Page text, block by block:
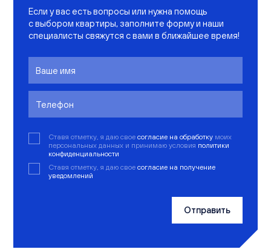
Если у вас есть вопросы или нужна помощь
с выбором квартиры, заполните форму и наши
специалисты свяжутся с вами в ближайшее время!
Ставя отметку, я даю свое согласие на обработку моих
персональных данных и принимаю условия политики
конфиденциальности
Ставя отметку, я даю свое согласие на получение
уведомлений
Отправить